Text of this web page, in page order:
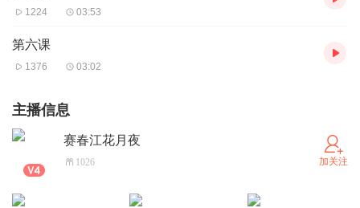
1224 03:53
第六课
1376 03:02
主播信息
赛春江花月夜
1026 加关注